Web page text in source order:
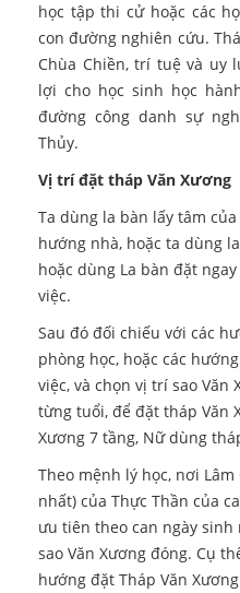
học tập thi cử hoặc các
con đường nghiên cứu.
Chùa Chiền, trí tuệ và uy
lợi cho học sinh học
đường công danh sự
Thủy.
Vị trí đặt tháp Văn Xương
Ta dùng la bàn lấy tâm
hướng nhà, hoặc ta dùng
hoặc dùng La bàn đặt
việc.
Sau đó đối chiếu với các
phòng học, hoặc các
việc, và chọn vị trí sao
từng tuổi, để đặt tháp Văn
Xương 7 tầng, Nữ dùng
Theo mệnh lý học, nơi
nhất) của Thực Thần của
ưu tiên theo can ngày
sao Văn Xương đóng. Cụ
hướng đặt Tháp Văn